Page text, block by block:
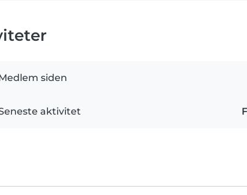
siden
aktivitet